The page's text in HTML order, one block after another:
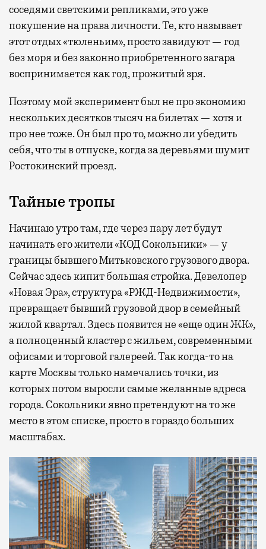
соседями светскими репликами, это уже
покушение на права личности. Те, кто называет
этот отдых «тюленьим», просто завидуют — год
без моря и без законно приобретенного загара
воспринимается как год, прожитый зря.
Поэтому мой эксперимент был не про экономию
нескольких десятков тысяч на билетах — хотя и
про нее тоже. Он был про то, можно ли убедить
себя, что ты в отпуске, когда за деревьями шумит
Ростокинский проезд.
Тайные тропы
Начинаю утро там, где через пару лет будут
начинать его жители «КОД Сокольники» — у
границы бывшего Митьковского грузового двора.
Сейчас здесь кипит большая стройка. Девелопер
«Новая Эра», структура «РЖД-Недвижимости»,
превращает бывший грузовой двор в семейный
жилой квартал. Здесь появится не «еще один ЖК»,
а полноценный кластер с жильем, современными
офисами и торговой галереей. Так когда-то на
карте Москвы только намечались точки, из
которых потом выросли самые желанные адреса
города. Сокольники явно претендуют на то же
место в этом списке, просто в гораздо больших
масштабах.